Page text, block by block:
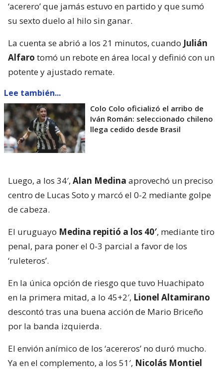
‘acerero’ que jamás estuvo en partido y que sumó
su sexto duelo al hilo sin ganar.
La cuenta se abrió a los 21 minutos, cuando Julián
Alfaro tomó un rebote en área local y definió con un
potente y ajustado remate.
Lee también...
Colo Colo oficializó el arribo de
Iván Román: seleccionado chileno
llega cedido desde Brasil
Luego, a los 34′, Alan Medina aprovechó un preciso
centro de Lucas Soto y marcó el 0-2 mediante golpe
de cabeza.
El uruguayo Medina repitió a los 40′, mediante tiro
penal, para poner el 0-3 parcial a favor de los
‘ruleteros’.
En la única opción de riesgo que tuvo Huachipato
en la primera mitad, a lo 45+2′, Lionel Altamirano
descontó tras una buena acción de Mario Briceño
por la banda izquierda.
El envión anímico de los ‘acereros’ no duró mucho.
Ya en el complemento, a los 51′, Nicolás Montiel